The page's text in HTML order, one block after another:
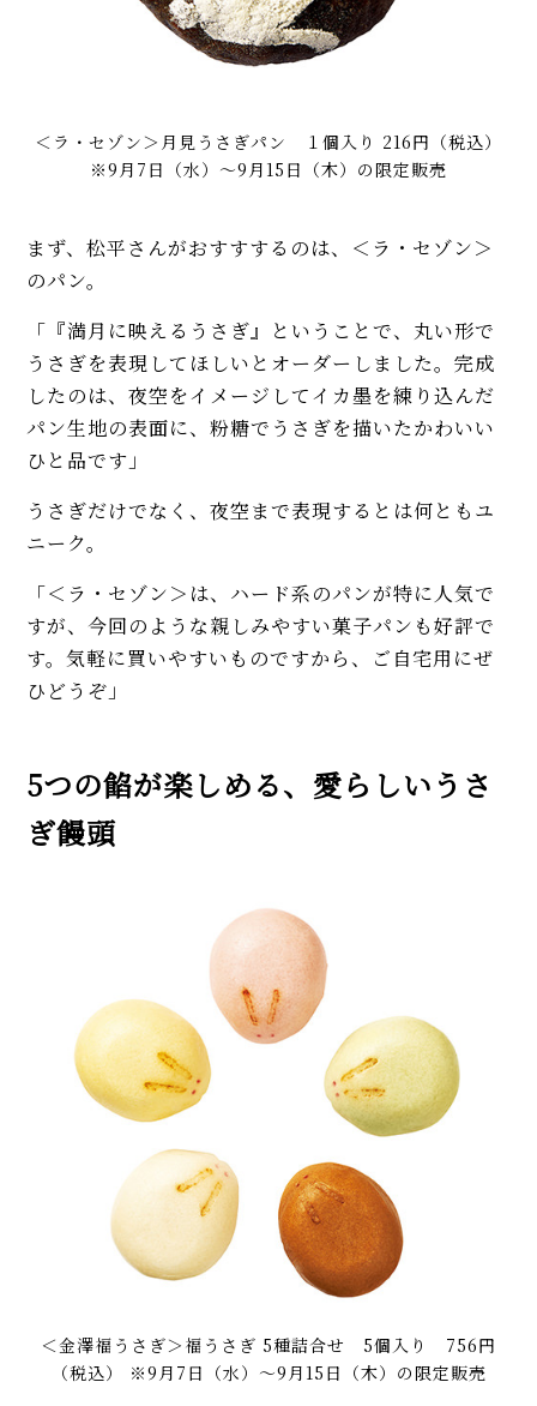
＜ラ・セゾン＞月見うさぎパン １個入り 216円（税込）
※9月7日（水）～9月15日（木）の限定販売
まず、松平さんがおすすするのは、＜ラ・セゾン＞
のパン。
「『満月に映えるうさぎ』ということで、丸い形で
うさぎを表現してほしいとオーダーしました。完成
したのは、夜空をイメージしてイカ墨を練り込んだ
パン生地の表面に、粉糖でうさぎを描いたかわいい
ひと品です」
うさぎだけでなく、夜空まで表現するとは何ともユ
ニーク。
「＜ラ・セゾン＞は、ハード系のパンが特に人気で
すが、今回のような親しみやすい菓子パンも好評で
す。気軽に買いやすいものですから、ご自宅用にぜ
ひどうぞ」
5つの餡が楽しめる、愛らしいうさ
ぎ饅頭
＜金澤福うさぎ＞福うさぎ 5種詰合せ 5個入り 756円
（税込） ※9月7日（水）～9月15日（木）の限定販売